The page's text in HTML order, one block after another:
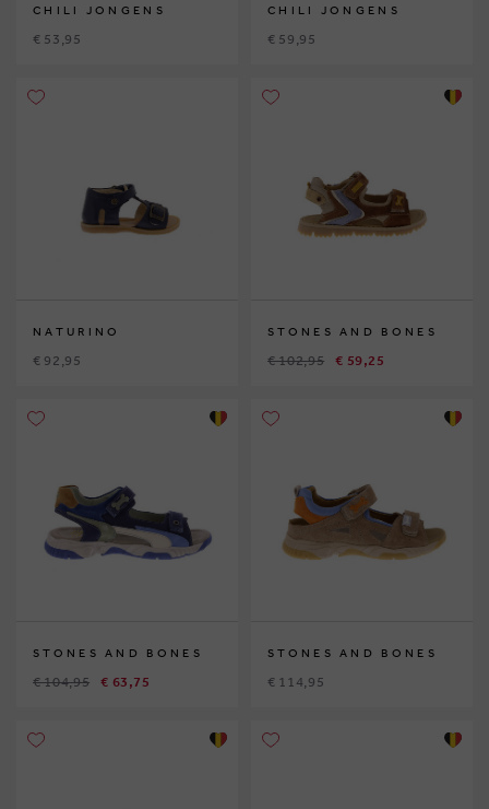
CHILI JONGENS
€ 53,95
CHILI JONGENS
€ 59,95
NATURINO
€ 92,95
STONES AND BONES
€ 102,95 € 59,25
STONES AND BONES
€ 104,95 € 63,75
STONES AND BONES
€ 114,95